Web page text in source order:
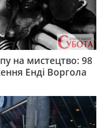
на мистецтво: 98
Енді Воргола